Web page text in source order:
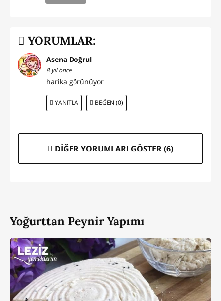
YORUMLAR:
Asena Doğrul
8 yıl önce
harika görünüyor
YANITLA BEĞEN (0)
DİĞER YORUMLARI GÖSTER (6)
Yoğurttan Peynir Yapımı